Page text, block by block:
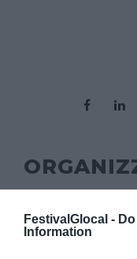
FestivalGlocal -
Information